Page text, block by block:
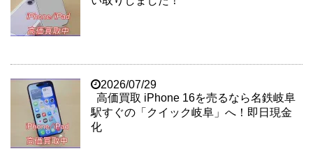
2026/07/29
高価買取 iPhone 16を売るなら名鉄岐阜
駅すぐの「クイック岐阜」へ！即日現金
化